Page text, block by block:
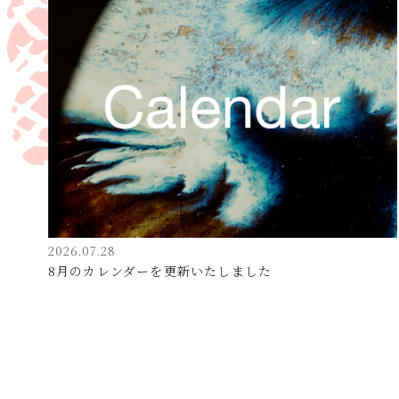
2026.07.28
8月のカレンダーを更新いたしました